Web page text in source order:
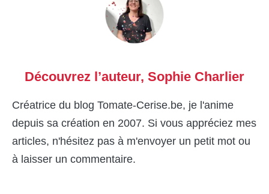
Découvrez l’auteur, Sophie Charlier
Créatrice du blog Tomate-Cerise.be, je l'anime
depuis sa création en 2007. Si vous appréciez mes
articles, n'hésitez pas à m'envoyer un petit mot ou
à laisser un commentaire.